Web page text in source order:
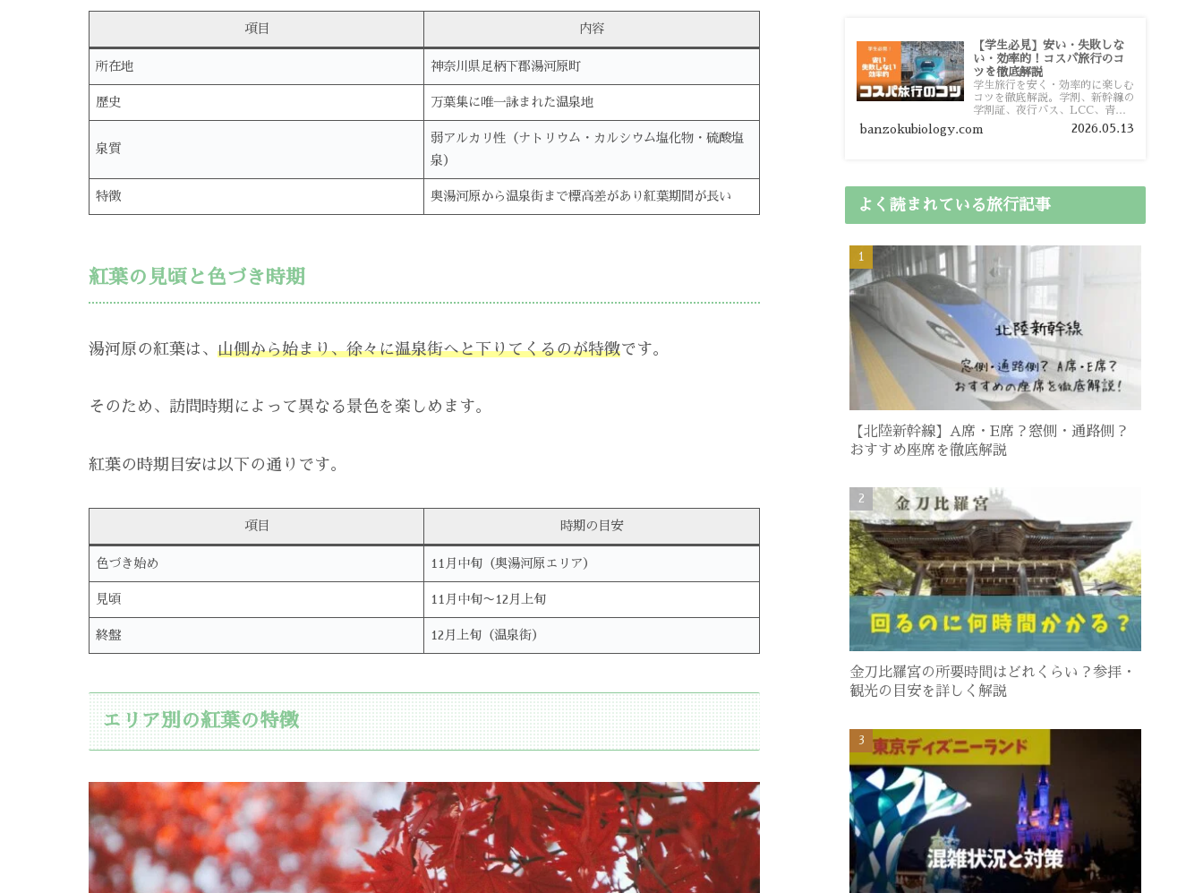
項目 内容
所在地 神奈川県足柄下郡湯河原町
歴史 万葉集に唯一詠まれた温泉地
泉質
弱アルカリ性（ナトリウム・カルシウム塩化物・硫酸塩
泉）
特徴 奥湯河原から温泉街まで標高差があり紅葉期間が長い
紅葉の見頃と色づき時期
湯河原の紅葉は、 山側から始まり、徐々に温泉街へと下りてくるのが特徴です。
そのため、訪問時期によって異なる景色を楽しめます。
紅葉の時期目安は以下の通りです。
項目 時期の目安
色づき始め 11月中旬（奥湯河原エリア）
見頃 11月中旬〜12月上旬
終盤 12月上旬（温泉街）
エリア別の紅葉の特徴
【学生必見】安い・失敗しな
い・効率的！コスパ旅行のコ
ツを徹底解説
学生旅行を安く・効率的に楽しむ
コツを徹底解説。学割、新幹線の
学割証、夜行バス、LCC、青春
18きっぷ、レンタカー割り勘な
ど、学生向けの節約旅行術を詳し
banzokubiology.com 2026.05.13
よく読まれている旅行記事
【北陸新幹線】A席・E席？窓側・通路側？
おすすめ座席を徹底解説
金刀比羅宮の所要時間はどれくらい？参拝・
観光の目安を詳しく解説